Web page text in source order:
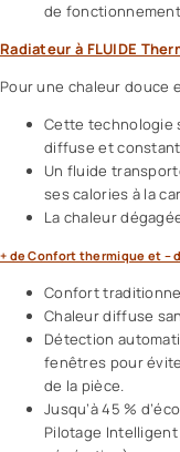
de
Radiateur à FLUIDE
Pour une chaleur douce
Cette technologie
diffuse et
Un fluide
ses calories à la
La chaleur
+ de Confort thermique et –
Confort
Chaleur diffuse
Détection
fenêtres pour
de la pièce.
Jusqu’à 45 %
Pilotage